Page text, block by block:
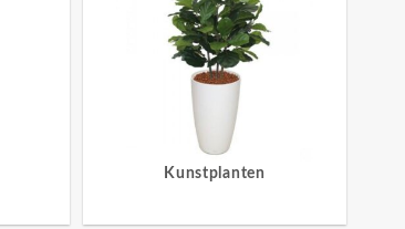
Kunstplanten